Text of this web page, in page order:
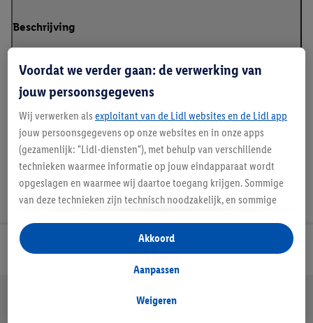
Beschrijving
Details over productveiligheid
Veilig winkelen
Voordat we verder gaan: de verwerking van
jouw persoonsgegevens
Wij verwerken als exploitant van de Lidl websites en de Lidl app
jouw persoonsgegevens op onze websites en in onze apps
(gezamenlijk: "Lidl-diensten"), met behulp van verschillende
technieken waarmee informatie op jouw eindapparaat wordt
opgeslagen en waarmee wij daartoe toegang krijgen. Sommige
van deze technieken zijn technisch noodzakelijk, en sommige
opslaan van voorkeursinstellingen, het verzamelen en
analyseren van statistieken of voor het tonen van
gepersonaliseerde reclame binnen en buiten de Lidl-diensten.
gegevens over jouw aankoopgedrag in de winkel ook voor de
Weigeren
Aanpassen
Akkoord